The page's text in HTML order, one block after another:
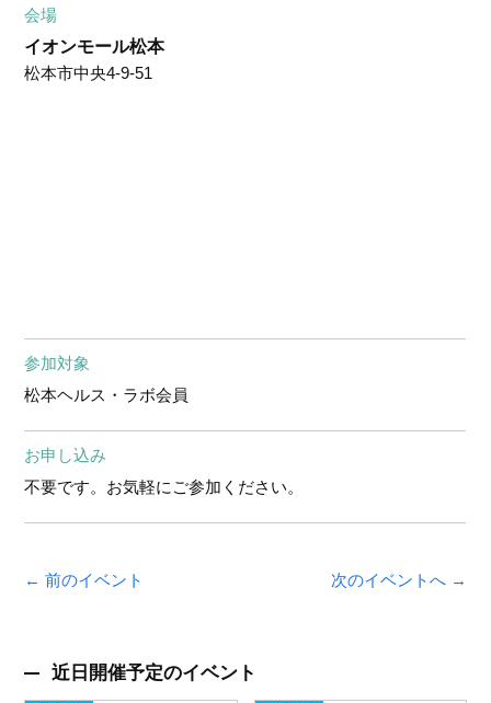
会場
イオンモール松本
松本市中央4-9-51
参加対象
松本ヘルス・ラボ会員
お申し込み
不要です。お気軽にご参加ください。
← 前のイベント 次のイベントへ →
近日開催予定のイベント